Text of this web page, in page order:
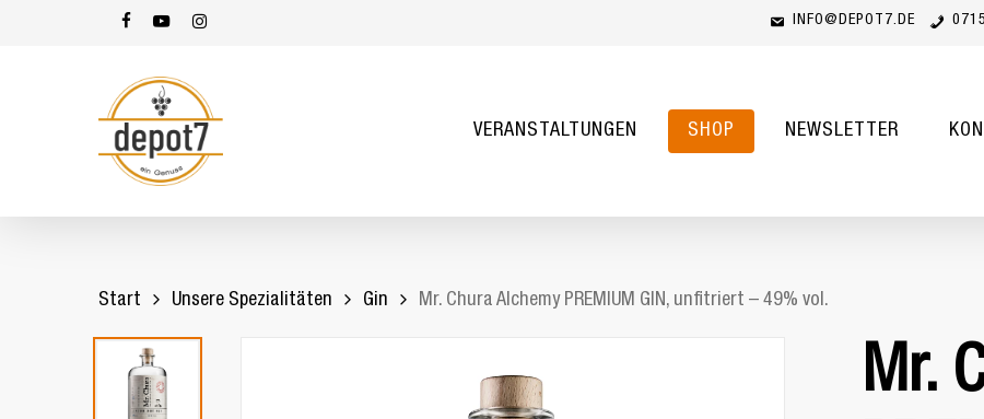
facebookyoutube instagram INFO@DEPOT7.DE
VERANSTALTUNGEN SHOP NEWSLETTER
Start Unsere Spezialitäten Gin Mr. Chura Alchemy PREMIUM GIN, unfitriert – 49% vol.
Mr.